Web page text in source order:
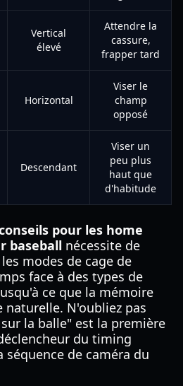
Vertical
élevé
Attendre la
cassure,
frapper tard
Horizontal
Viser le
champ
opposé
Descendant
Viser un
peu plus
haut que
d'habitude
pour les home
baseball nécessite de
modes de cage de
face à des types de
ce que la mémoire
naturelle. N'oubliez pas
la balle" est la première
du timing
de caméra du